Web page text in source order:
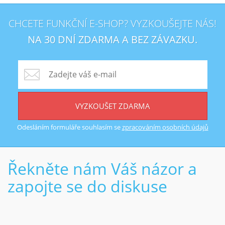
CHCETE FUNKČNÍ E-SHOP? VYZKOUŠEJTE NÁS!
NA 30 DNÍ ZDARMA A BEZ ZÁVAZKU.
VYZKOUŠET ZDARMA
Odesláním formuláře souhlasím sezpracováním osobních údajů
Řekněte nám Váš názor a
zapojte se do diskuse